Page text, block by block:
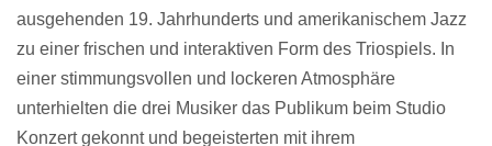
ausgehenden 19. Jahrhunderts und amerikanischem Jazz
zu einer frischen und interaktiven Form des Triospiels. In
einer stimmungsvollen und lockeren Atmosphäre
unterhielten die drei Musiker das Publikum beim Studio
Konzert gekonnt und begeisterten mit ihrem